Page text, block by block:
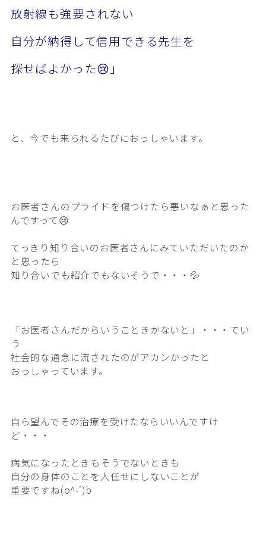
放射線も強要されない
自分が納得して信用できる先生を
探せばよかった😢」
と、今でも来られるたびにおっしゃいます。
お医者さんのプライドを傷つけたら悪いなぁと思った
んですって😢
てっきり知り合いのお医者さんにみていただいたのか
と思ったら
知り合いでも紹介でもないそうで・・・💦
「お医者さんだからいうこときかないと」・・・てい
う
社会的な通念に流されたのがアカンかったと
おっしゃっています。
自ら望んでその治療を受けたならいいんですけ
ど・・・
病気になったときもそうでないときも
自分の身体のことを人任せにしないことが
重要ですね(o^-')b